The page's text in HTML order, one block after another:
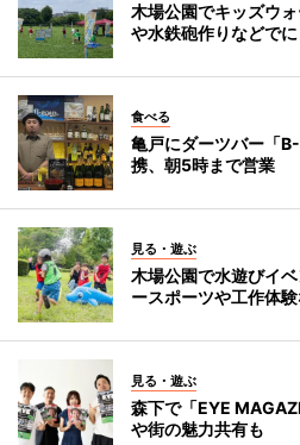
木場公園でキッズウ
や水鉄砲作りなどでに
食べる
亀戸にダーツバー「
携、朝5時まで営業
見る・遊ぶ
木場公園で水遊びイ
ースポーツや工作体
見る・遊ぶ
森下で「EYE
や街の魅力共有も